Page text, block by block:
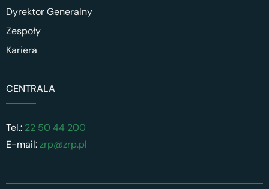
Dyrektor Generalny
Zespoły
Kariera
CENTRALA
Tel.: 22 50 44 200
E-mail:zrp@zrp.pl